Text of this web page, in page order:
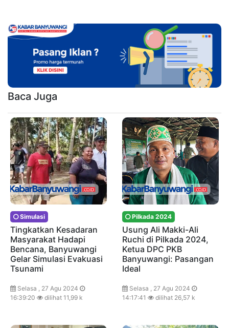
Baca Juga
Simulasi
Tingkatkan Kesadaran
Masyarakat Hadapi
Bencana, Banyuwangi
Gelar Simulasi Evakuasi
Tsunami
Selasa , 27 Agu 2024
16:39:20
dilihat 11,99 k
Pilkada 2024
Usung Ali Makki-Ali
Ruchi di Pilkada 2024,
Ketua DPC PKB
Banyuwangi: Pasangan
Ideal
Selasa , 27 Agu 2024
14:17:41
dilihat 26,57 k